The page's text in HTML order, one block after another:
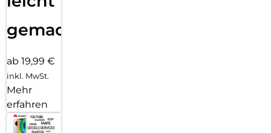
gemacht!
ab 19,99 €
inkl. MwSt.
Mehr
erfahren